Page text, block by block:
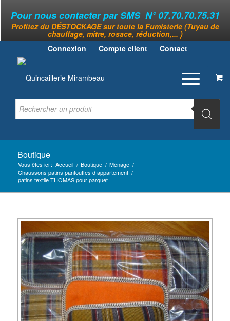
Pour nous contacter par SMS N° 07.70.70.75.31
Profitez du DÉSTOCKAGE sur toute la Fumisterie (Tuyau de
chauffage, mitre, rosace, réduction,... )
Connexion
Compte client Contact
Boutique
Vous êtes ici : Accueil / Boutique / Ménage /
Chaussons patins pantoufles d appartement /
patins textile THOMAS pour parquet